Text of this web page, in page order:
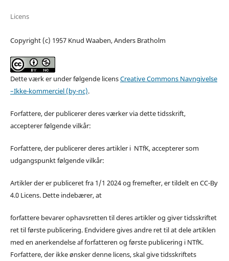
Licens
Copyright (c) 1957 Knud Waaben, Anders Bratholm
Dette værk er under følgende licensCreative Commons Navngivelse
–Ikke-kommerciel (by-nc).
Forfattere, der publicerer deres værker via dette tidsskrift,
accepterer følgende vilkår:
Forfattere, der publicerer deres artikler i NTfK, accepterer som
udgangspunkt følgende vilkår:
Artikler der er publiceret fra 1/1 2024 og fremefter, er tildelt en CC-By
4.0 Licens. Dette indebærer, at
forfattere bevarer ophavsretten til deres artikler og giver tidsskriftet
ret til første publicering. Endvidere gives andre ret til at dele artiklen
med en anerkendelse af forfatteren og første publicering i NTfK.
Forfattere, der ikke ønsker denne licens, skal give tidsskriftets